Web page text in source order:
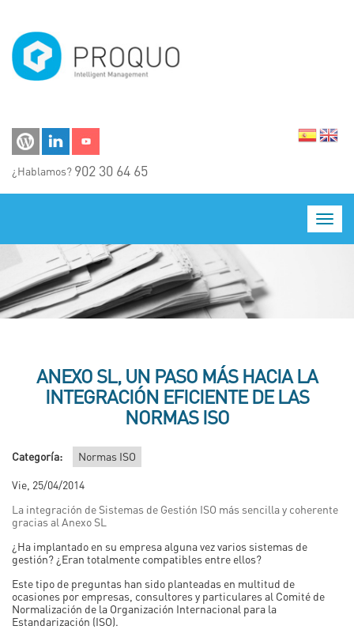
¿Hablamos? 902 30 64 65
ANEXO SL, UN PASO MÁS HACIA LA
INTEGRACIÓN EFICIENTE DE LAS
NORMAS ISO
Categoría:
Normas ISO
Vie, 25/04/2014
La integración de Sistemas de Gestión ISO más sencilla y coherente
gracias al Anexo SL
¿Ha implantado en su empresa alguna vez varios sistemas de
gestión? ¿Eran totalmente compatibles entre ellos?
Este tipo de preguntas han sido planteadas en multitud de
ocasiones por empresas, consultores y particulares al Comité de
Normalización de la Organización Internacional para la
Estandarización (ISO).